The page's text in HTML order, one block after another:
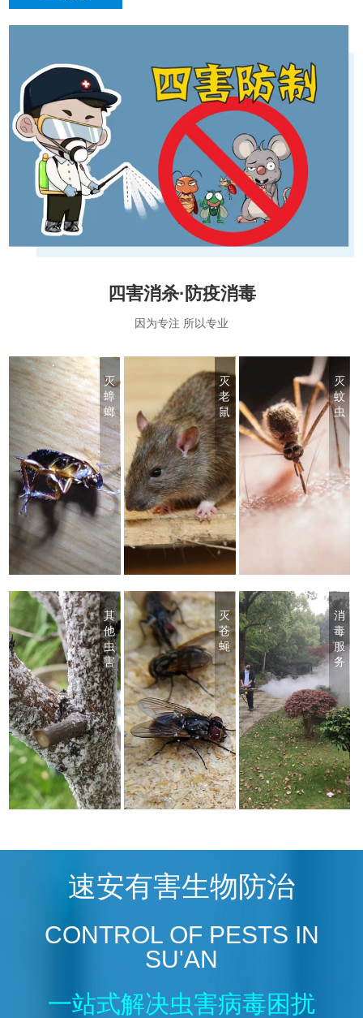
四害消杀·防疫消毒
因为专注 所以专业
灭
蟑
螂
灭
老
鼠
灭
蚊
虫
其
他
虫
害
灭
苍
蝇
消
毒
服
务
速安有害生物防治
CONTROL OF PESTS IN
SU'AN
一站式解决虫害病毒困扰